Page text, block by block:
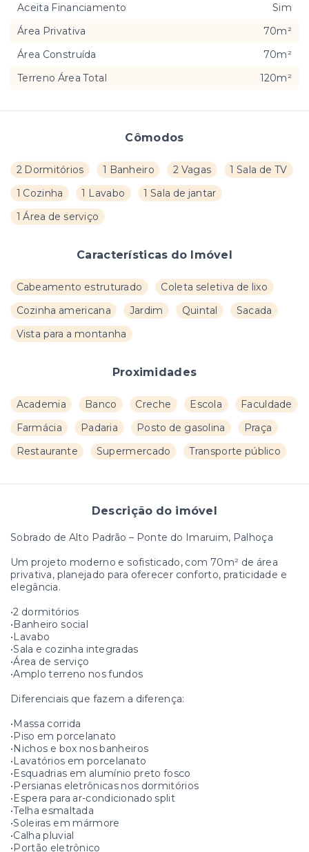
Cômodos
2 Dormitórios 1 Banheiro 2 Vagas
1 Sala de TV
1 Cozinha
1 Lavabo
1 Sala de jantar
1 Área de serviço
Características do Imóvel
Cabeamento estruturado
Coleta seletiva de lixo
Cozinha americana
Jardim Quintal
Sacada
Vista para a montanha
Proximidades
Academia Banco Creche Escola
Faculdade
Farmácia
Padaria Posto de gasolina
Praça
Restaurante
Supermercado Transporte público
Descrição do imóvel
Sobrado de Alto Padrão – Ponte do Imaruim, Palhoça
Um projeto moderno e sofisticado, com 70m² de área
privativa, planejado para oferecer conforto, praticidade e
elegância.
•2 dormitórios
•Banheiro social
•Lavabo
•Sala e cozinha integradas
•Área de serviço
•Amplo terreno nos fundos
Diferenciais que fazem a diferença:
•Massa corrida
•Piso em porcelanato
•Nichos e box nos banheiros
•Lavatórios em porcelanato
•Esquadrias em alumínio preto fosco
•Persianas eletrônicas nos dormitórios
•Espera para ar-condicionado split
•Telha esmaltada
•Soleiras em mármore
•Calha pluvial
•Portão eletrônico
Aceita Financiamento
Sim
Área Privativa
70m²
Área Construída
70m²
Terreno Área Total
120m²